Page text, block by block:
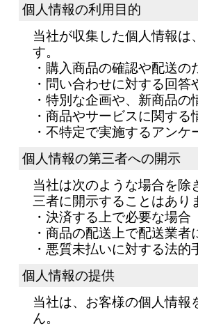
個人情報の利用目的
当社が収集した個人情報は
す。
・購入商品の確認や配送の
・問い合わせに対する回
・特別な企画や、新商品
・商品やサービスに関す
・不特定で実施するアン
個人情報の第三者への開示
当社は次のような場合を除
三者に開示することはあり
・決済する上で必要な場合
・商品の配送上で配送業者
・悪質未払いに対する法的
個人情報の提供
当社は、お客様の個人情報
ん。